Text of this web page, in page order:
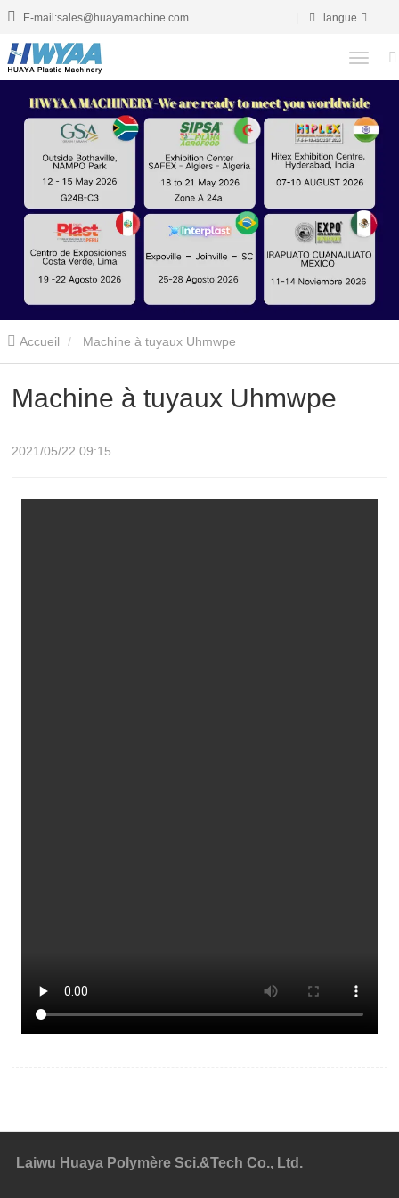
E-mail:sales@huayamachine.com langue
Accueil Machine à tuyaux Uhmwpe
Machine à tuyaux Uhmwpe
2021/05/22 09:15
Laiwu Huaya Polymère Sci.&Tech Co., Ltd.